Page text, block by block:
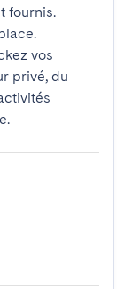
fournis.
vos
privé, du